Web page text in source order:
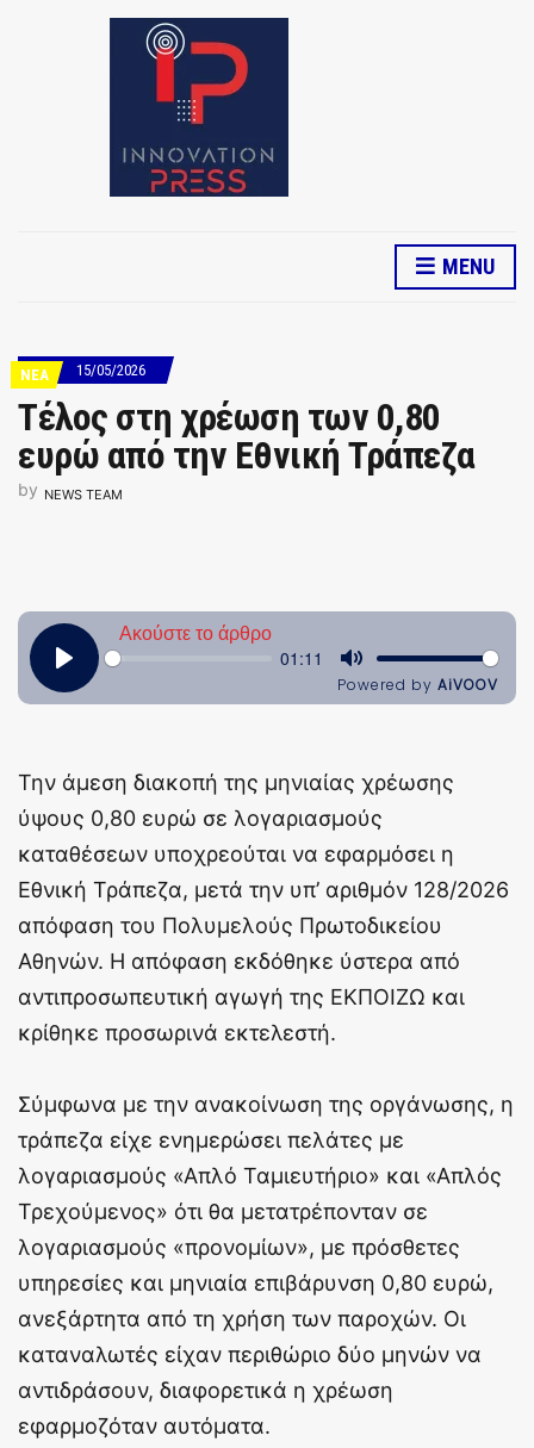
MENU
ΝΕΑ 15/05/2026
Τέλος στη χρέωση των 0,80
ευρώ από την Εθνική Τράπεζα
by NEWS TEAM
Την άμεση διακοπή της μηνιαίας χρέωσης
ύψους 0,80 ευρώ σε λογαριασμούς
καταθέσεων υποχρεούται να εφαρμόσει η
Εθνική Τράπεζα, μετά την υπ’ αριθμόν 128/2026
απόφαση του Πολυμελούς Πρωτοδικείου
Αθηνών. Η απόφαση εκδόθηκε ύστερα από
αντιπροσωπευτική αγωγή της ΕΚΠΟΙΖΩ και
κρίθηκε προσωρινά εκτελεστή.
Σύμφωνα με την ανακοίνωση της οργάνωσης, η
τράπεζα είχε ενημερώσει πελάτες με
λογαριασμούς «Απλό Ταμιευτήριο» και «Απλός
Τρεχούμενος» ότι θα μετατρέπονταν σε
λογαριασμούς «προνομίων», με πρόσθετες
υπηρεσίες και μηνιαία επιβάρυνση 0,80 ευρώ,
ανεξάρτητα από τη χρήση των παροχών. Οι
καταναλωτές είχαν περιθώριο δύο μηνών να
αντιδράσουν, διαφορετικά η χρέωση
εφαρμοζόταν αυτόματα.